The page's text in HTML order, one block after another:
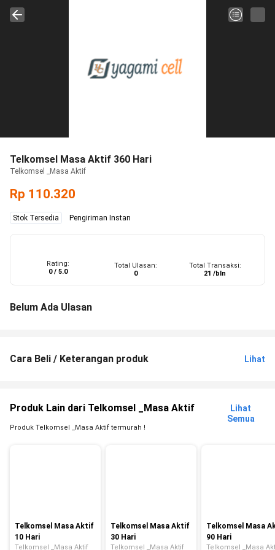
Telkomsel Masa Aktif 360 Hari
Telkomsel _Masa Aktif
Rp 110.320
Stok Tersedia Pengiriman Instan
Rating:
0 / 5.0
Total Ulasan:
0
Total Transaksi:
21 /bln
Belum Ada Ulasan
Cara Beli / Keterangan produk Lihat
Produk Lain dari Telkomsel _Masa Aktif
Lihat
Semua
Produk Telkomsel _Masa Aktif termurah !
Telkomsel Masa Aktif
10 Hari
Telkomsel _Masa Aktif
Telkomsel Masa Aktif
30 Hari
Telkomsel _Masa Aktif
Telkomsel Masa
90 Hari
Telkomsel _Masa